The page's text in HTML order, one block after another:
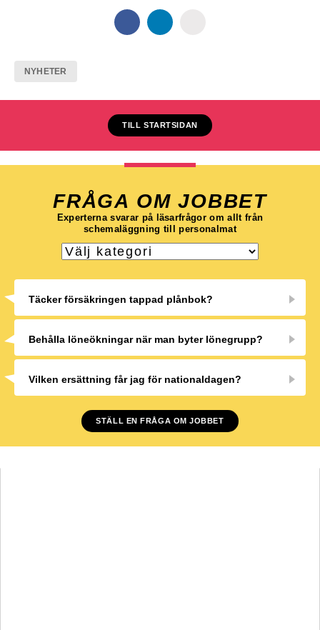
NYHETER
TILL STARTSIDAN
FRÅGA OM JOBBET
Experterna svarar på läsarfrågor om allt från
schemaläggning till personalmat
Täcker försäkringen tappad plånbok?
Behålla löneökningar när man byter lönegrupp?
Vilken ersättning får jag för nationaldagen?
STÄLL EN FRÅGA OM JOBBET